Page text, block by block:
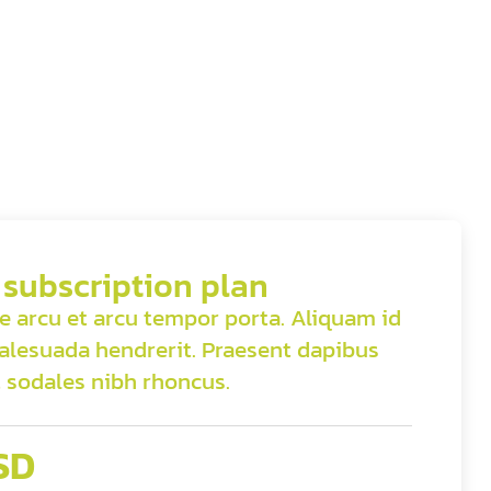
plan
arcu et arcu tempor porta. Aliquam id
hendrerit. Praesent dapibus
nibh rhoncus.